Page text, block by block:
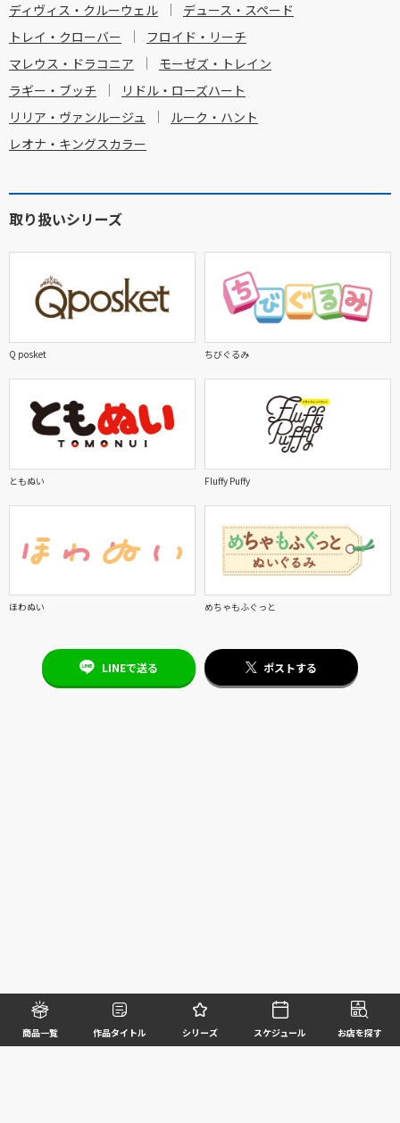
商品一覧 作品タイトル シリーズ スケジュール お店を探す
ディヴィス・クルーウェル
デュース・スペード
トレイ・クローバー
フロイド・リーチ
マレウス・ドラコニア
モーゼズ・トレイン
ラギー・ブッチ
リドル・ローズハート
リリア・ヴァンルージュ
ルーク・ハント
レオナ・キングスカラー
取り扱いシリーズ
Q posket ちびぐるみ
ともぬい Fluffy Puffy
ほわぬい めちゃもふぐっと
LINEで送る ポストする